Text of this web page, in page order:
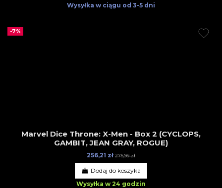
Wysyłka w ciągu od 3-5 dni
-7%
Marvel Dice Throne: X-Men - Box 2 (CYCLOPS,
GAMBIT, JEAN GRAY, ROGUE)
256,21 zł 275,99 zł
Dodaj do koszyka
Wysyłka w 24 godzin